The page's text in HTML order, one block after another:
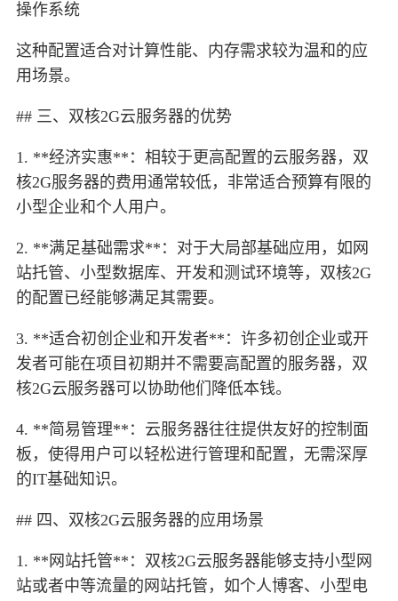
操作系统
这种配置适合对计算性能、内存需求较为温和的应
用场景。
## 三、双核2G云服务器的优势
1. **经济实惠**：相较于更高配置的云服务器，双
核2G服务器的费用通常较低，非常适合预算有限的
小型企业和个人用户。
2. **满足基础需求**：对于大局部基础应用，如网
站托管、小型数据库、开发和测试环境等，双核2G
的配置已经能够满足其需要。
3. **适合初创企业和开发者**：许多初创企业或开
发者可能在项目初期并不需要高配置的服务器，双
核2G云服务器可以协助他们降低本钱。
4. **简易管理**：云服务器往往提供友好的控制面
板，使得用户可以轻松进行管理和配置，无需深厚
的IT基础知识。
## 四、双核2G云服务器的应用场景
1. **网站托管**：双核2G云服务器能够支持小型网
站或者中等流量的网站托管，如个人博客、小型电